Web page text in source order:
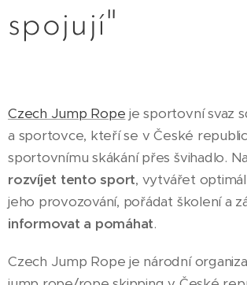
spojují"
Czech Jump Rope je sportovní svaz
a sportovce, kteří se v České
sportovnímu skákání přes švihadlo.
rozvíjet tento sport, vytvářet
jeho provozování, pořádat školení a
informovat a pomáhat.
Czech Jump Rope je národní